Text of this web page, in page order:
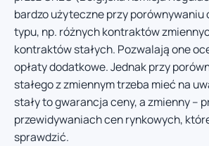
bardzo użyteczne przy
typu, np. różnych kontraktów
kontraktów stałych. Pozwalają one
opłaty dodatkowe. Jednak przy
stałego z zmiennym trzeba mieć na
stały to gwarancja ceny, a zmienny –
przewidywaniach cen rynkowych,
sprawdzić.